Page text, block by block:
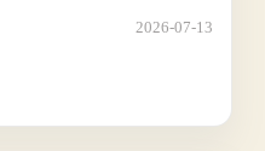
2026-07-13